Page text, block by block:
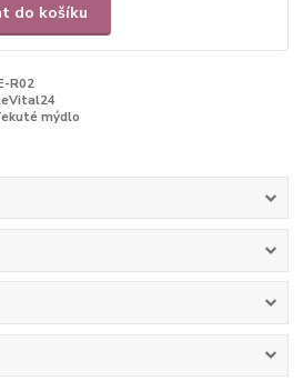
do košíku
R02
mýdlo